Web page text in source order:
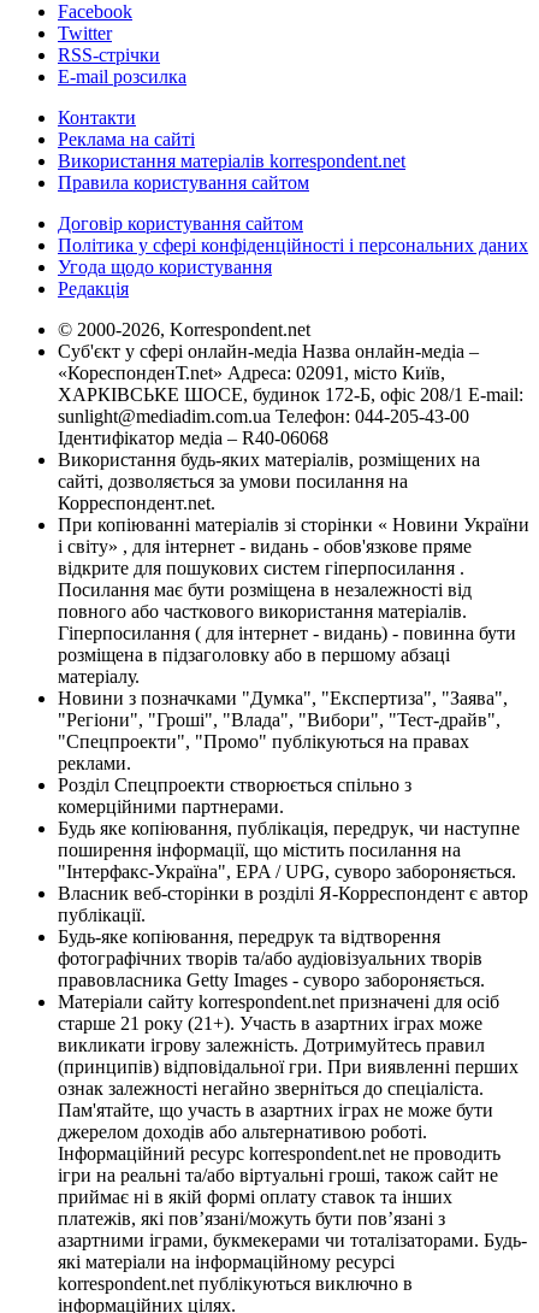
Facebook
Twitter
RSS-стрічки
E-mail розсилка
Контакти
Реклама на сайті
Використання матеріалів korrespondent.net
Правила користування сайтом
Договір користування сайтом
Політика у сфері конфіденційності і персональних даних
Угода щодо користування
Редакція
© 2000-2026, Korrespondent.net
Суб'єкт у сфері онлайн-медіа Назва онлайн-медіа –
«КореспонденТ.net» Адреса: 02091, місто Київ,
ХАРКІВСЬКЕ ШОСЕ, будинок 172-Б, офіс 208/1 E-mail:
sunlight@mediadim.com.ua Телефон: 044-205-43-00
Ідентифікатор медіа – R40-06068
Використання будь-яких матеріалів, розміщених на
сайті, дозволяється за умови посилання на
Корреспондент.net.
При копіюванні матеріалів зі сторінки « Новини України
і світу» , для інтернет - видань - обов'язкове пряме
відкрите для пошукових систем гіперпосилання .
Посилання має бути розміщена в незалежності від
повного або часткового використання матеріалів.
Гіперпосилання ( для інтернет - видань) - повинна бути
розміщена в підзаголовку або в першому абзаці
матеріалу.
Новини з позначками "Думка", "Експертиза", "Заява",
"Регіони", "Гроші", "Влада", "Вибори", "Тест-драйв",
"Спецпроекти", "Промо" публікуються на правах
реклами.
Розділ Спецпроекти створюється спільно з
комерційними партнерами.
Будь яке копіювання, публікація, передрук, чи наступне
поширення інформації, що містить посилання на
"Інтерфакс-Україна", EPA / UPG, суворо забороняється.
Власник веб-сторінки в розділі Я-Корреспондент є автор
публікації.
Будь-яке копіювання, передрук та відтворення
фотографічних творів та/або аудіовізуальних творів
правовласника Getty Images - суворо забороняється.
Матеріали сайту korrespondent.net призначені для осіб
старше 21 року (21+). Участь в азартних іграх може
викликати ігрову залежність. Дотримуйтесь правил
(принципів) відповідальної гри. При виявленні перших
ознак залежності негайно зверніться до спеціаліста.
Пам'ятайте, що участь в азартних іграх не може бути
джерелом доходів або альтернативою роботі.
Інформаційний ресурс korrespondent.net не проводить
ігри на реальні та/або віртуальні гроші, також сайт не
приймає ні в якій формі оплату ставок та інших
платежів, які пов’язані/можуть бути пов’язані з
азартними іграми, букмекерами чи тоталізаторами. Будь-
які матеріали на інформаційному ресурсі
korrespondent.net публікуються виключно в
інформаційних цілях.